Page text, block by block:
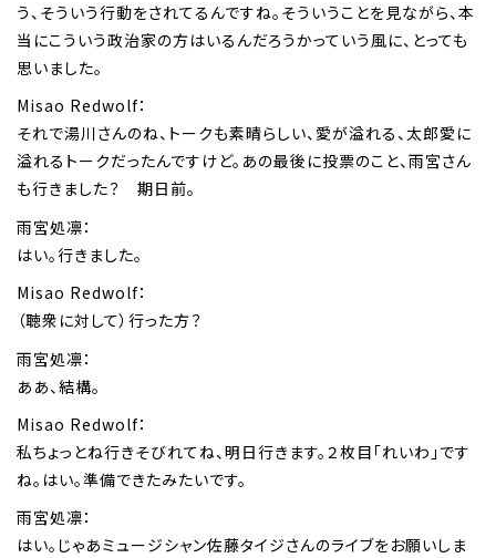
う、そういう行動をされてるんですね。そういうことを見ながら、本
当にこういう政治家の方はいるんだろうかっていう風に、とっても
思いました。
Misao Redwolf：
それで湯川さんのね、トークも素晴らしい、愛が溢れる、太郎愛に
溢れるトークだったんですけど。あの最後に投票のこと、雨宮さん
も行きました？ 期日前。
雨宮処凛：
はい。行きました。
Misao Redwolf：
（聴衆に対して）行った方？
雨宮処凛：
ああ、結構。
Misao Redwolf：
私ちょっとね行きそびれてね、明日行きます。２枚目「れいわ」です
ね。はい。準備できたみたいです。
雨宮処凛：
はい。じゃあミュージシャン佐藤タイジさんのライブをお願いしま